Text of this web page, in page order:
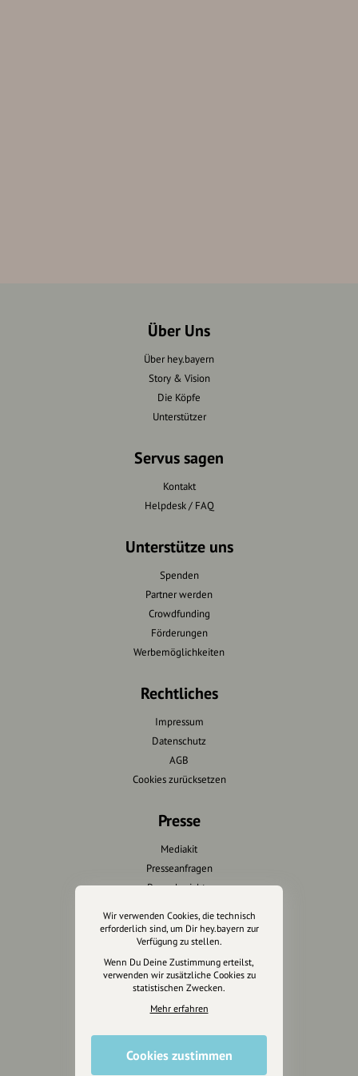
Über Uns
Über hey.bayern
Story & Vision
Die Köpfe
Unterstützer
Servus sagen
Kontakt
Helpdesk / FAQ
Unterstütze uns
Spenden
Partner werden
Crowdfunding
Förderungen
Werbemöglichkeiten
Rechtliches
Impressum
Datenschutz
AGB
Cookies zurücksetzen
Presse
Mediakit
Presseanfragen
Presseberichte
Wir unterstützen Euch
Fotografie & mehr
Marketing
Design & Branding
Anakin Design
Wir verwenden Cookies, die technisch
erforderlich sind, um Dir hey.bayern zur
Verfügung zu stellen.
Wenn Du Deine Zustimmung erteilst,
verwenden wir zusätzliche Cookies zu
statistischen Zwecken.
Mehr erfahren
Cookies zustimmen